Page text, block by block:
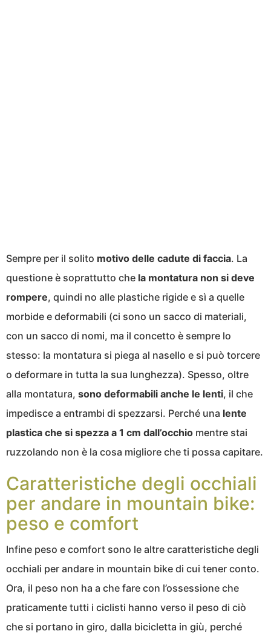
Sempre per il solito motivo delle cadute di faccia. La
questione è soprattutto che la montatura non si deve
rompere, quindi no alle plastiche rigide e sì a quelle
morbide e deformabili (ci sono un sacco di materiali,
con un sacco di nomi, ma il concetto è sempre lo
stesso: la montatura si piega al nasello e si può torcere
o deformare in tutta la sua lunghezza). Spesso, oltre
alla montatura, sono deformabili anche le lenti, il che
impedisce a entrambi di spezzarsi. Perché una lente
plastica che si spezza a 1 cm dall’occhio mentre stai
ruzzolando non è la cosa migliore che ti possa capitare.
Caratteristiche degli occhiali
per andare in mountain bike:
peso e comfort
Infine peso e comfort sono le altre caratteristiche degli
occhiali per andare in mountain bike di cui tener conto.
Ora, il peso non ha a che fare con l’ossessione che
praticamente tutti i ciclisti hanno verso il peso di ciò
che si portano in giro, dalla bicicletta in giù, perché